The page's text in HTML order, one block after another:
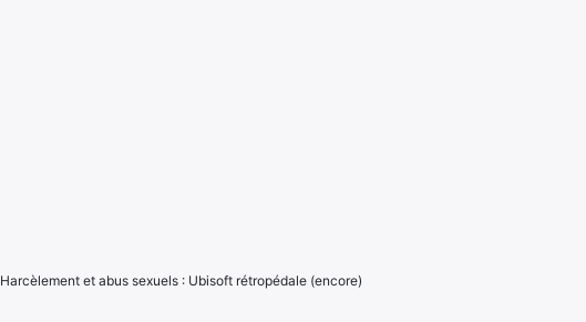
Harcèlement et abus sexuels : Ubisoft rétropédale (encore)